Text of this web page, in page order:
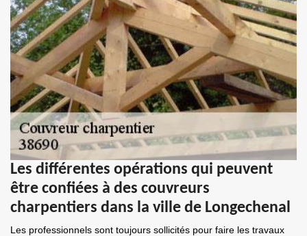
Les différentes opérations qui peuvent
être confiées à des couvreurs
charpentiers dans la ville de Longechenal
Les professionnels sont toujours sollicités pour faire les travaux